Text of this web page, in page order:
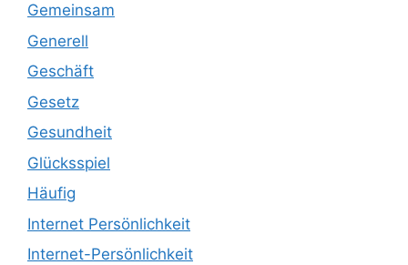
Gemeinsam
Generell
Geschäft
Gesetz
Gesundheit
Glücksspiel
Häufig
Internet Persönlichkeit
Internet-Persönlichkeit